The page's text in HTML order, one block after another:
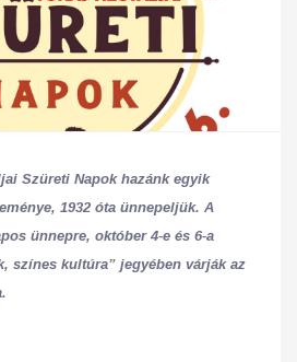
Szüreti Napok hazánk egyik
1932 óta ünnepeljük. A
ünnepre, október 4-e és 6-a
színes kultúra” jegyében várják az